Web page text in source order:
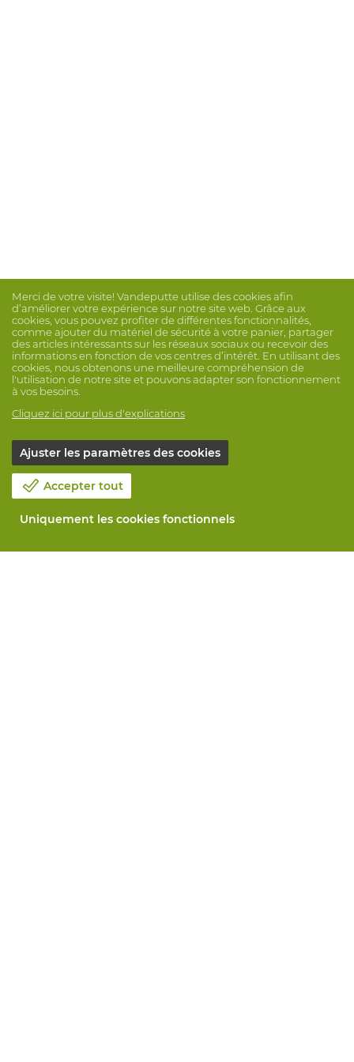
Merci de votre visite! Vandeputte utilise des cookies afin
d’améliorer votre expérience sur notre site web. Grâce aux
cookies, vous pouvez profiter de différentes fonctionnalités,
comme ajouter du matériel de sécurité à votre panier, partager
des articles intéressants sur les réseaux sociaux ou recevoir des
informations en fonction de vos centres d’intérêt. En utilisant des
cookies, nous obtenons une meilleure compréhension de
l'utilisation de notre site et pouvons adapter son fonctionnement
à vos besoins.
Cliquez ici pour plus d'explications
Ajuster les paramètres des cookies
Accepter tout
Uniquement les cookies fonctionnels